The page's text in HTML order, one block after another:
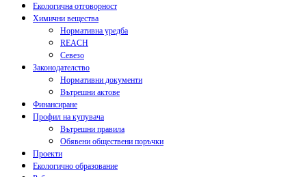
Екологична отговорност
Химични вещества
Нормативна уредба
REACH
Севезо
Законодателство
Нормативни документи
Вътрешни актове
Финансиране
Профил на купувача
Вътрешни правила
Обявени обществени поръчки
Проекти
Екологично образование